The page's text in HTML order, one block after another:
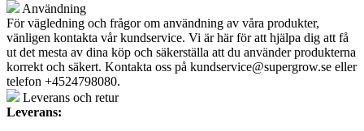
Användning
För vägledning och frågor om användning av våra produkter,
vänligen kontakta vår kundservice. Vi är här för att hjälpa dig att få
ut det mesta av dina köp och säkerställa att du använder produkterna
korrekt och säkert. Kontakta oss på kundservice@supergrow.se eller
telefon +4524798080.
Leverans och retur
Leverans: